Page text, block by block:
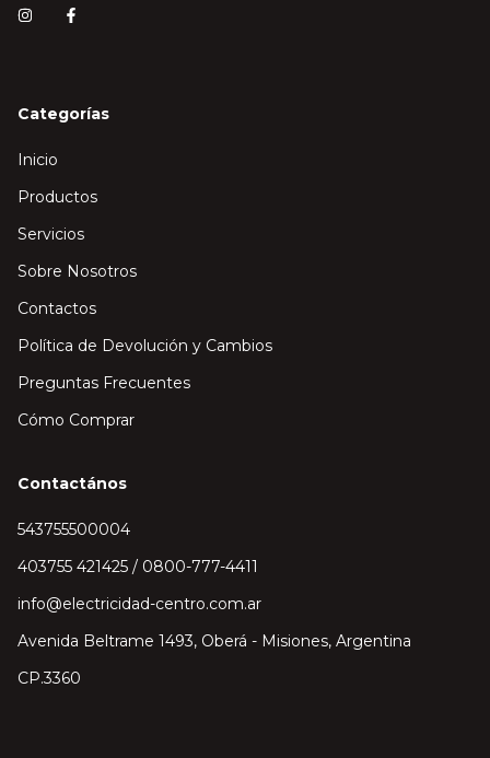
Categorías
Inicio
Productos
Servicios
Sobre Nosotros
Contactos
Política de Devolución y Cambios
Preguntas Frecuentes
Cómo Comprar
Contactános
543755500004
403755 421425 / 0800-777-4411
info@electricidad-centro.com.ar
Avenida Beltrame 1493, Oberá - Misiones, Argentina
CP.3360